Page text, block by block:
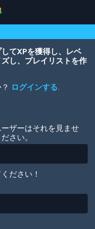
てXPを獲得し、レベ
し、プレイリストを作
ログインする.
ザーはそれを見ませ
さい。
ださい！